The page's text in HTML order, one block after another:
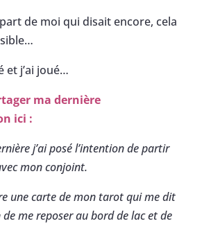
de moi qui disait encore, cela
et j’ai joué…
ma dernière
ici :
j’ai posé l’intention de partir
mon conjoint.
une carte de mon tarot qui me dit
de me reposer au bord de lac et de